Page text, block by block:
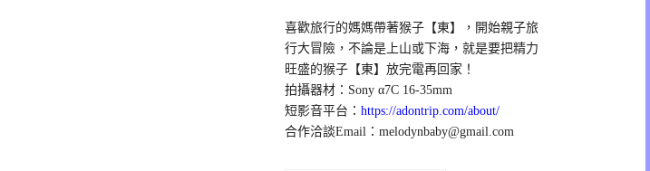
喜歡旅行的媽媽帶著猴子【東】，開始親子旅
行大冒險，不論是上山或下海，就是要把精力
旺盛的猴子【東】放完電再回家！
拍攝器材：Sony α7C 16-35mm
短影音平台：https://adontrip.com/about/
合作洽談Email：melodynbaby@gmail.com